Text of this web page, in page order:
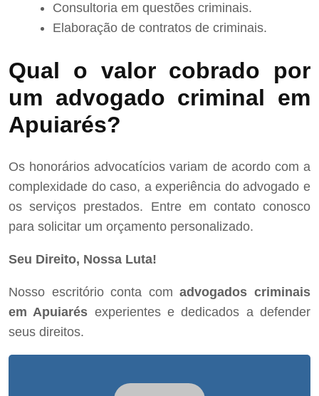
Consultoria em questões criminais.
Elaboração de contratos de criminais.
Qual o valor cobrado por
um advogado criminal em
Apuiarés?
Os honorários advocatícios variam de acordo com a
complexidade do caso, a experiência do advogado e
os serviços prestados. Entre em contato conosco
para solicitar um orçamento personalizado.
Seu Direito, Nossa Luta!
Nosso escritório conta comadvogados criminais
em Apuiarés experientes e dedicados a defender
seus direitos.